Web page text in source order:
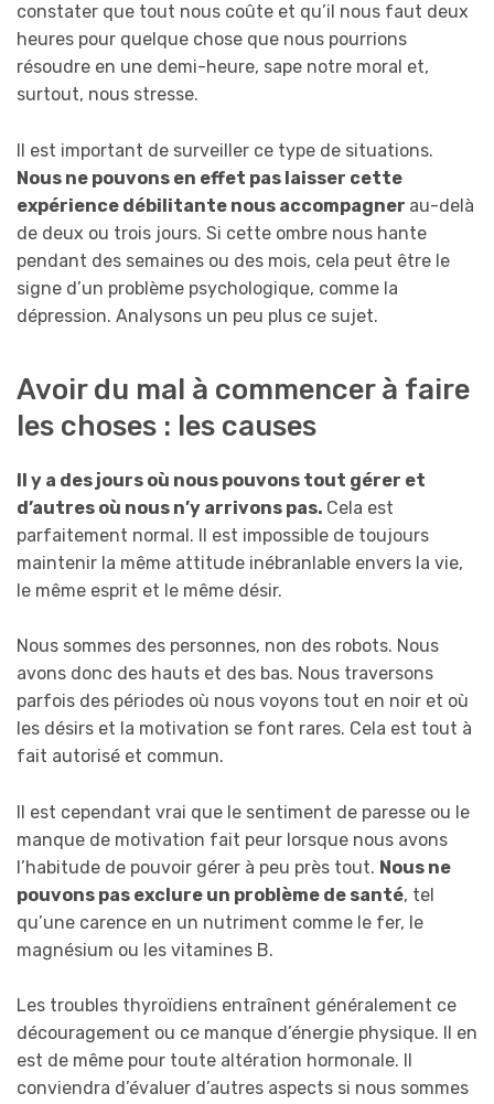
constater que tout nous coûte et qu’il nous faut deux
heures pour quelque chose que nous pourrions
résoudre en une demi-heure, sape notre moral et,
surtout, nous stresse.
Il est important de surveiller ce type de situations.
Nous ne pouvons en effet pas laisser cette
expérience débilitante nous accompagner au-delà
de deux ou trois jours. Si cette ombre nous hante
pendant des semaines ou des mois, cela peut être le
signe d’un problème psychologique, comme la
dépression. Analysons un peu plus ce sujet.
Avoir du mal à commencer à faire
les choses : les causes
Il y a des jours où nous pouvons tout gérer et
d’autres où nous n’y arrivons pas. Cela est
parfaitement normal. Il est impossible de toujours
maintenir la même attitude inébranlable envers la vie,
le même esprit et le même désir.
Nous sommes des personnes, non des robots. Nous
avons donc des hauts et des bas. Nous traversons
parfois des périodes où nous voyons tout en noir et où
les désirs et la motivation se font rares. Cela est tout à
fait autorisé et commun.
Il est cependant vrai que le sentiment de paresse ou le
manque de motivation fait peur lorsque nous avons
l’habitude de pouvoir gérer à peu près tout. Nous ne
pouvons pas exclure un problème de santé, tel
qu’une carence en un nutriment comme le fer, le
magnésium ou les vitamines B.
Les troubles thyroïdiens entraînent généralement ce
découragement ou ce manque d’énergie physique. Il en
est de même pour toute altération hormonale. Il
conviendra d’évaluer d’autres aspects si nous sommes